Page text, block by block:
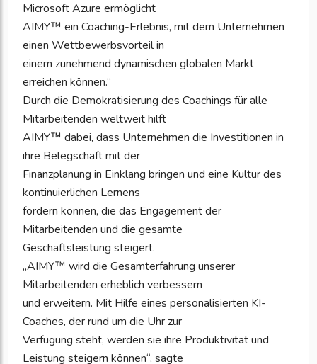
Microsoft Azure ermöglicht
AIMY™ ein Coaching-Erlebnis, mit dem Unternehmen
einen Wettbewerbsvorteil in
einem zunehmend dynamischen globalen Markt
erreichen können.“
Durch die Demokratisierung des Coachings für alle
Mitarbeitenden weltweit hilft
AIMY™ dabei, dass Unternehmen die Investitionen in
ihre Belegschaft mit der
Finanzplanung in Einklang bringen und eine Kultur des
kontinuierlichen Lernens
fördern können, die das Engagement der
Mitarbeitenden und die gesamte
Geschäftsleistung steigert.
„AIMY™ wird die Gesamterfahrung unserer
Mitarbeitenden erheblich verbessern
und erweitern. Mit Hilfe eines personalisierten KI-
Coaches, der rund um die Uhr zur
Verfügung steht, werden sie ihre Produktivität und
Leistung steigern können“, sagte